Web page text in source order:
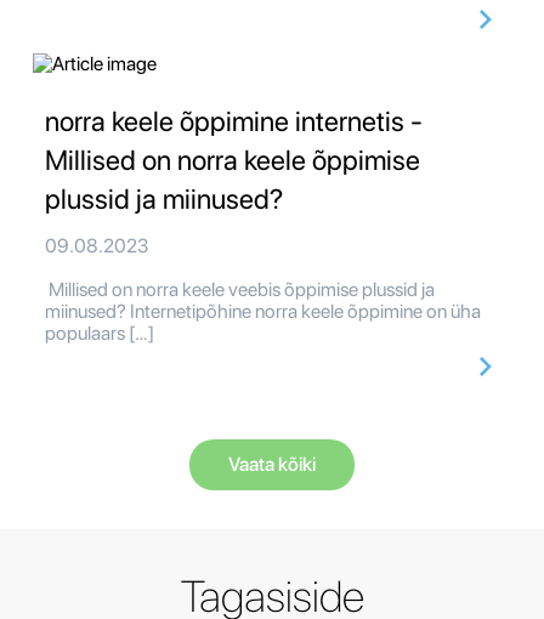
norra keele õppimine internetis -
Millised on norra keele õppimise
plussid ja miinused?
09.08.2023
Millised on norra keele veebis õppimise plussid ja
miinused? Internetipõhine norra keele õppimine on üha
populaars […]
Vaata kõiki
Tagasiside